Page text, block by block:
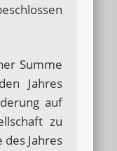
Summe
Jahres
auf
zu
Jahres